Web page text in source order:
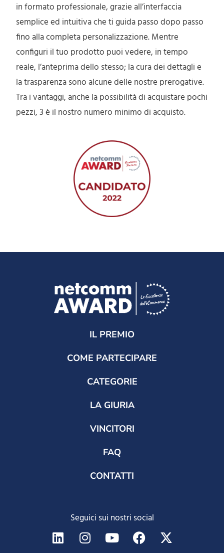
in formato professionale, grazie all’interfaccia
semplice ed intuitiva che ti guida passo dopo passo
fino alla completa personalizzazione. Mentre
configuri il tuo prodotto puoi vedere, in tempo
reale, l’anteprima dello stesso; la cura dei dettagli e
la trasparenza sono alcune delle nostre prerogative.
Tra i vantaggi, anche la possibilità di acquistare pochi
pezzi, 3 è il nostro numero minimo di acquisto.
IL PREMIO
COME PARTECIPARE
CATEGORIE
LA GIURIA
VINCITORI
FAQ
CONTATTI
Seguici sui nostri social